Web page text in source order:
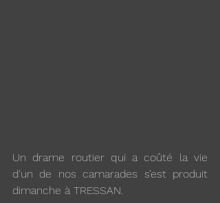
Un drame routier qui a coûté la vie
d'un de nos camarades s’est produit
dimanche à TRESSAN.